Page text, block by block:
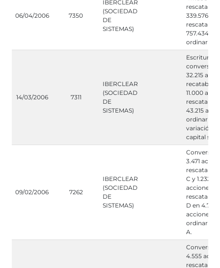
06/04/2006 7350
IBERCLEAR
(SOCIEDAD
DE
SISTEMAS)
339.576
757.434
ordinarias
14/03/2006 7311
IBERCLEAR
(SOCIEDAD
DE
SISTEMAS)
Escritura
conversión
32.215
recatables
11.000
43.215
ordinarias
variación
capital
09/02/2006 7262
IBERCLEAR
(SOCIEDAD
DE
SISTEMAS)
3.471
C y 1.232
acciones
D en 4.703
acciones
ordinarias
A.
4.555